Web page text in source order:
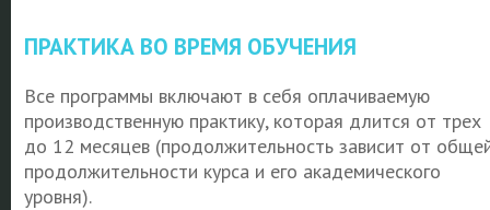
ПРАКТИКА ВО ВРЕМЯ ОБУЧЕНИЯ
Все программы включают в себя оплачиваемую
производственную практику, которая длится от трех
до 12 месяцев (продолжительность зависит от
продолжительности курса и его академического
уровня).